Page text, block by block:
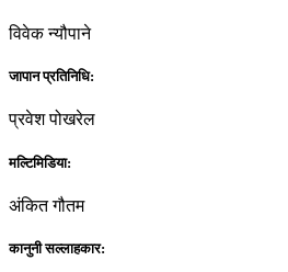
विवेक न्यौपाने
जापान प्रतिनिधि:
प्रवेश पोखरेल
मल्टिमिडिया:
अंकित गौतम
कानुनी सल्लाहकार: